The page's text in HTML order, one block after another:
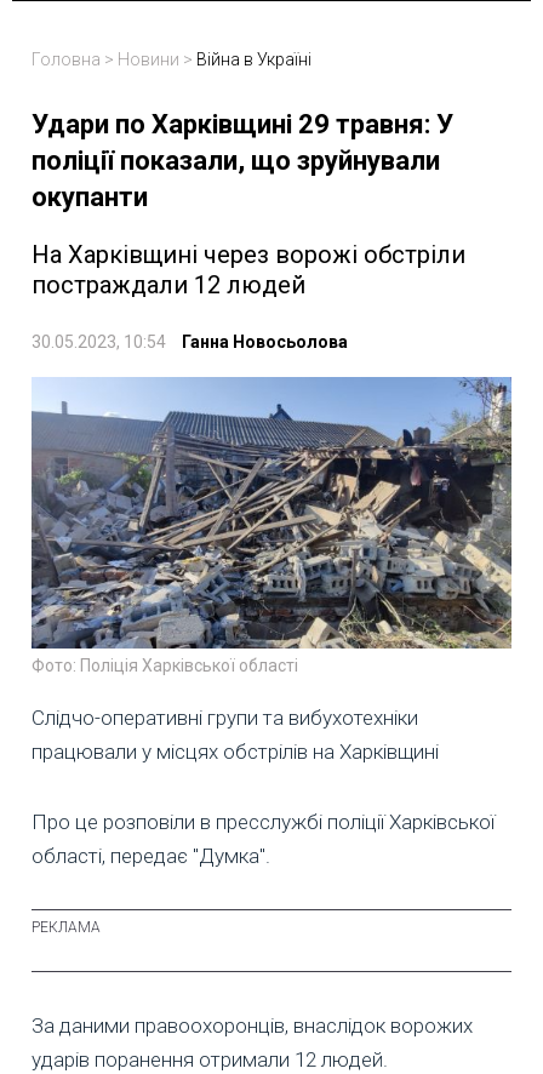
Головна > Новини > Війна в Україні
Удари по Харківщині 29 травня: У
поліції показали, що зруйнували
окупанти
На Харківщині через ворожі обстріли
постраждали 12 людей
30.05.2023, 10:54 Ганна Новосьолова
Фото: Поліція Харківської області
Слідчо-оперативні групи та вибухотехніки
працювали у місцях обстрілів на Харківщині
Про це розповіли в пресслужбі поліції Харківської
області, передає "Думка".
За даними правоохоронців, внаслідок ворожих
ударів поранення отримали 12 людей.